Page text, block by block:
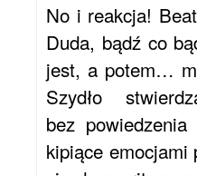
No i reakcja!
Duda, bądź co
jest, a potem…
Szydło
bez
kipiące emocjami